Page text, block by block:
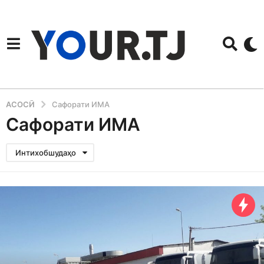
АСОСӢ Сафорати ИМА
Сафорати ИМА
Интихобшудаҳо